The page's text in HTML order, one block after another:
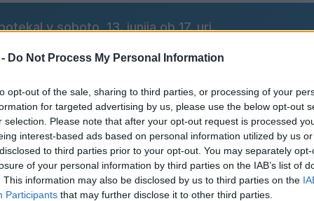
Do Not Process My Personal Information
opt-out of the sale, sharing to third parties, or processing of your
for targeted advertising by us, please use the below opt-out
selection. Please note that after your opt-out request is processed
interest-based ads based on personal information utilized by us
to third parties prior to your opt-out. You may separately
of your personal information by third parties on the IAB’s list of
This information may also be disclosed by us to third parties on the
Participants that may further disclose it to other third parties.
v soboto, 13. junija ob 17. uri.
prevzem nove gasilske cisterne. Dogodek se
orkestra Premogovnika Velenje.
za dobro voljo in prijetno vzdušje pa bodo poskrbeli